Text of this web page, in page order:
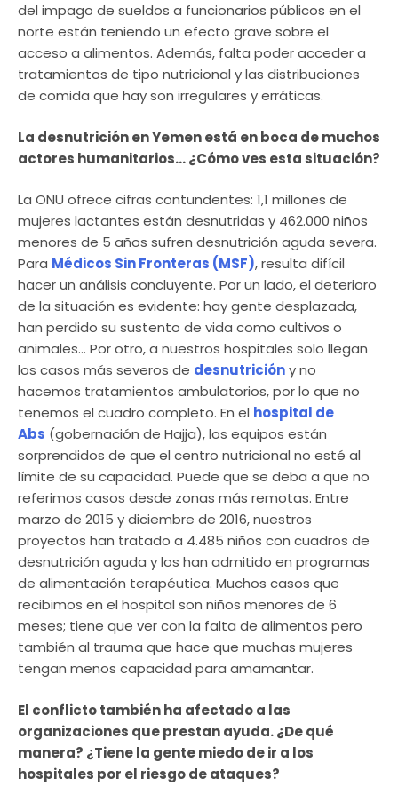
del impago de sueldos a funcionarios públicos en el
norte están teniendo un efecto grave sobre el
acceso a alimentos. Además, falta poder acceder a
tratamientos de tipo nutricional y las distribuciones
de comida que hay son irregulares y erráticas.
La desnutrición en Yemen está en boca de muchos
actores humanitarios… ¿Cómo ves esta situación?
La ONU ofrece cifras contundentes: 1,1 millones de
mujeres lactantes están desnutridas y 462.000 niños
menores de 5 años sufren desnutrición aguda severa.
Para Médicos Sin Fronteras (MSF), resulta difícil
hacer un análisis concluyente. Por un lado, el deterioro
de la situación es evidente: hay gente desplazada,
han perdido su sustento de vida como cultivos o
animales… Por otro, a nuestros hospitales solo llegan
los casos más severos de desnutricióny no
hacemos tratamientos ambulatorios, por lo que no
tenemos el cuadro completo. En el hospital de
Abs (gobernación de Hajja), los equipos están
sorprendidos de que el centro nutricional no esté al
límite de su capacidad. Puede que se deba a que no
referimos casos desde zonas más remotas. Entre
marzo de 2015 y diciembre de 2016, nuestros
proyectos han tratado a 4.485 niños con cuadros de
desnutrición aguda y los han admitido en programas
de alimentación terapéutica. Muchos casos que
recibimos en el hospital son niños menores de 6
meses; tiene que ver con la falta de alimentos pero
también al trauma que hace que muchas mujeres
tengan menos capacidad para amamantar.
El conflicto también ha afectado a las
organizaciones que prestan ayuda. ¿De qué
manera? ¿Tiene la gente miedo de ir a los
hospitales por el riesgo de ataques?